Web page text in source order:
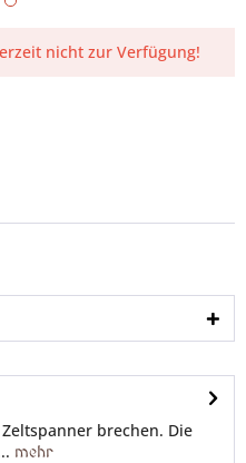
nicht zur Verfügung!
brechen. Die
mehr